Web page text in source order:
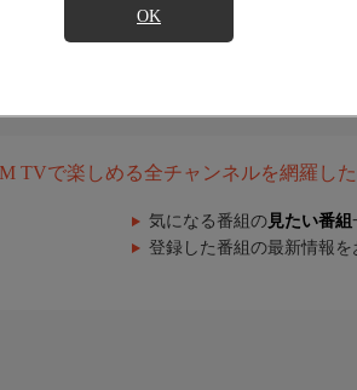
OK
TVで楽しめる全チャンネルを網羅し
気になる番組の 見たい番組
登録した番組の最新情報を